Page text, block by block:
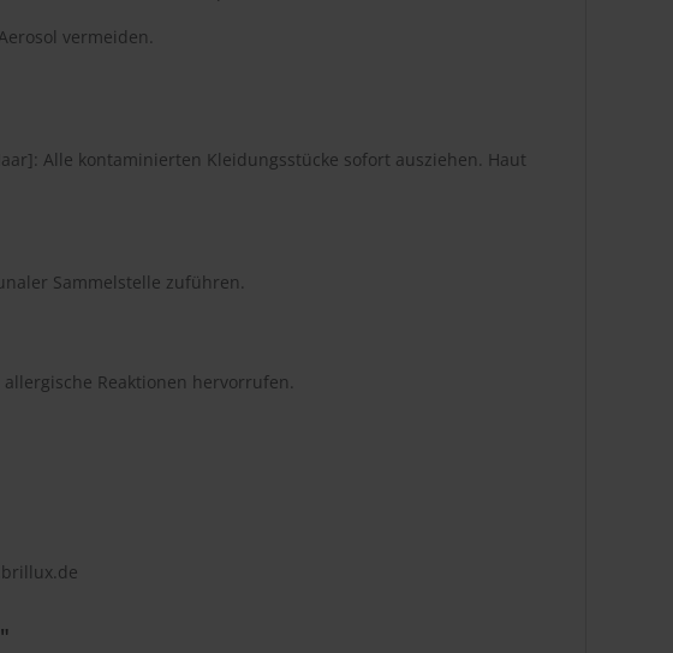
vermeiden.
Alle kontaminierten Kleidungsstücke sofort ausziehen. Haut
Sammelstelle zuführen.
allergische Reaktionen hervorrufen.